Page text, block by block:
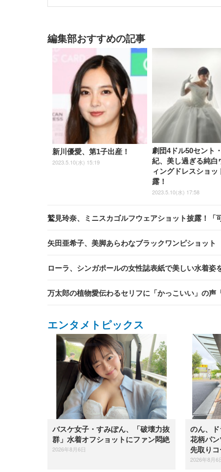
編集部おすすめの記事
新川優愛、第1子出産！
2023.5.10(水) 15:19
劇団4ドル50セント
紀、美し過ぎる純白
ィングドレスショッ
露！
2023.5.10(水) 17:58
鷲見玲奈、ミニスカゴルフウェアショット披露！「
矢田亜希子、美脚あらわなブラックワンピショット
ローラ、シンガポールの女性誌表紙で美しい水着姿
万太郎の植物愛伝わるセリフに「かっこいい」の声
エンタメトピックス
バスケ女子・すみぽん、「破壊力抜
群」水着オフショットにファン悶絶
2026年8月6日
のん、
花柄パ
先取り
2026年8月6